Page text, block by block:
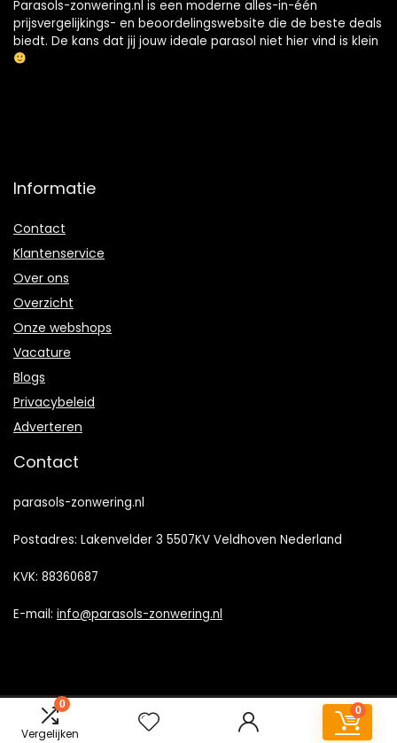
0
Vergelijken
0
Parasols-zonwering.nl is een moderne alles-in-één
prijsvergelijkings- en beoordelingswebsite die de beste deals
biedt. De kans dat jij jouw ideale parasol niet hier vind is klein
Informatie
Contact
Klantenservice
Over ons
Overzicht
Onze webshops
Vacature
Blogs
Privacybeleid
Adverteren
Contact
parasols-zonwering.nl
Postadres: Lakenvelder 3 5507KV Veldhoven Nederland
KVK: 88360687
E-mail: info@parasols-zonwering.nl
2022 © Parasols-Zonwering.nl Alle rechten voorbehouden